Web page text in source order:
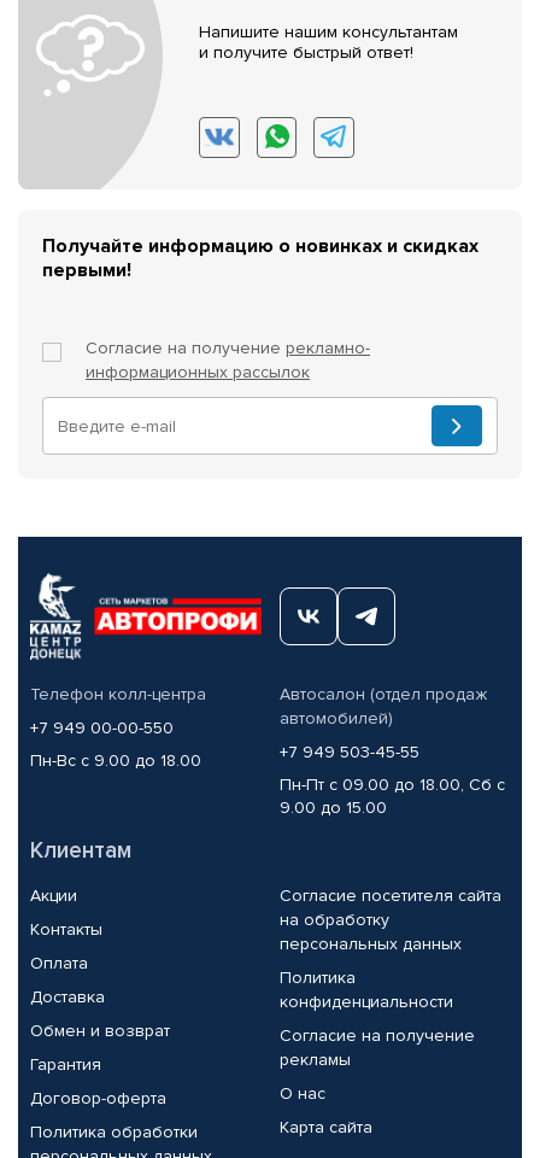
Напишите нашим консультантам
и получите быстрый ответ!
Получайте информацию о новинках и скидках
первыми!
Согласие на получение рекламно-
информационных рассылок
Телефон колл-центра
+7 949 00-00-550
Пн-Вс с 9.00 до 18.00
Автосалон (отдел продаж
автомобилей)
+7 949 503-45-55
Пн-Пт с 09.00 до 18.00, Сб с
9.00 до 15.00
Клиентам
Акции
Контакты
Оплата
Доставка
Обмен и возврат
Гарантия
Договор-оферта
Политика обработки
Согласие посетителя сайта
на обработку
персональных данных
Политика
конфиденциальности
Согласие на получение
рекламы
О нас
Карта сайта